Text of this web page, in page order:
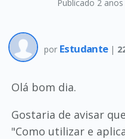
Publicado 2
por Estudante |
Olá bom dia.
Gostaria de avisar
"Como utilizar e